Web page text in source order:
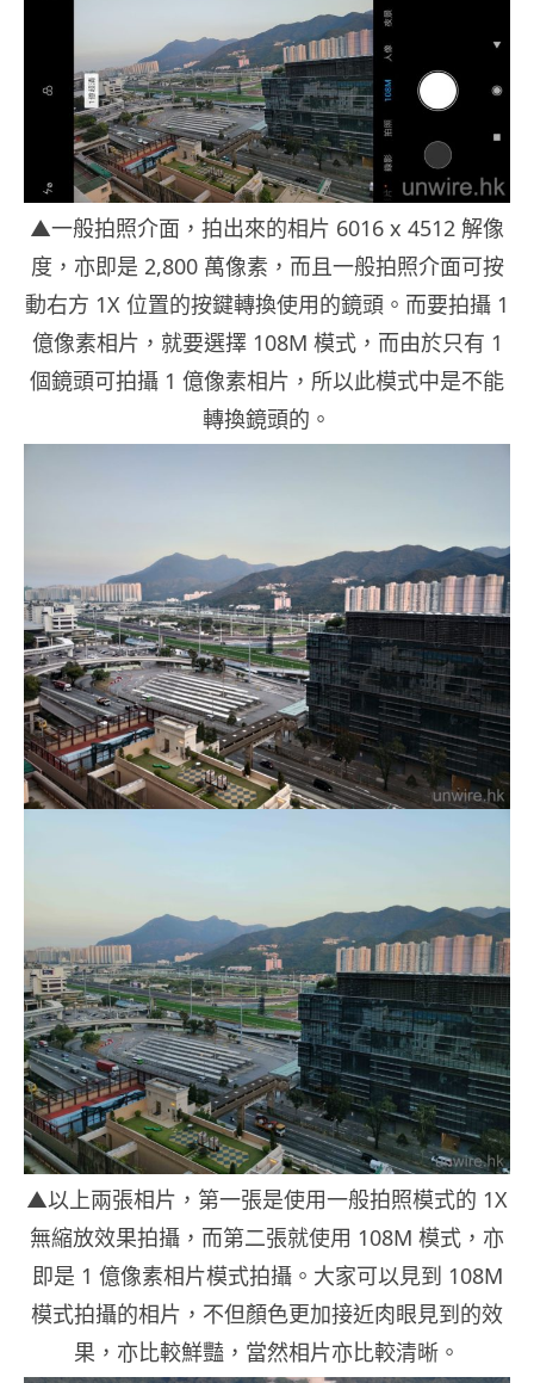
▲一般拍照介面，拍出來的相片 6016 x 4512 解像
度，亦即是 2,800 萬像素，而且一般拍照介面可按
動右方 1X 位置的按鍵轉換使用的鏡頭。而要拍攝 1
億像素相片，就要選擇 108M 模式，而由於只有 1
個鏡頭可拍攝 1 億像素相片，所以此模式中是不能
轉換鏡頭的。
▲以上兩張相片，第一張是使用一般拍照模式的 1X
無縮放效果拍攝，而第二張就使用 108M 模式，亦
即是 1 億像素相片模式拍攝。大家可以見到 108M
模式拍攝的相片，不但顏色更加接近肉眼見到的效
果，亦比較鮮豔，當然相片亦比較清晰。